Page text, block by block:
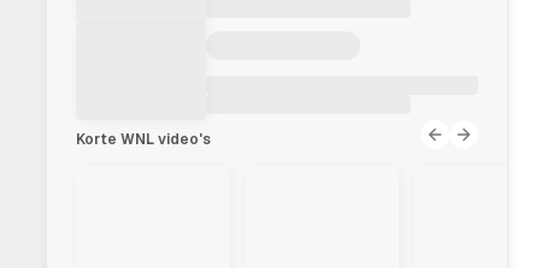
Korte WNL video's